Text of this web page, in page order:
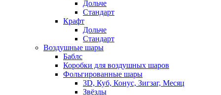
Дольче
Стандарт
Крафт
Дольче
Стандарт
Воздушные шары
Баблс
Коробки для воздушных шаров
Фольгированные шары
3D, Куб, Конус, Зигзаг, Месяц
Звёзды